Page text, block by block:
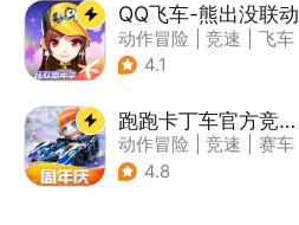
QQ飞车-熊出没联动
动作冒险 竞速
飞车
| 漂移
4.1
跑跑卡丁车官方竞速版
动作冒险 竞速
赛车
| 跑跑卡丁车
4.8